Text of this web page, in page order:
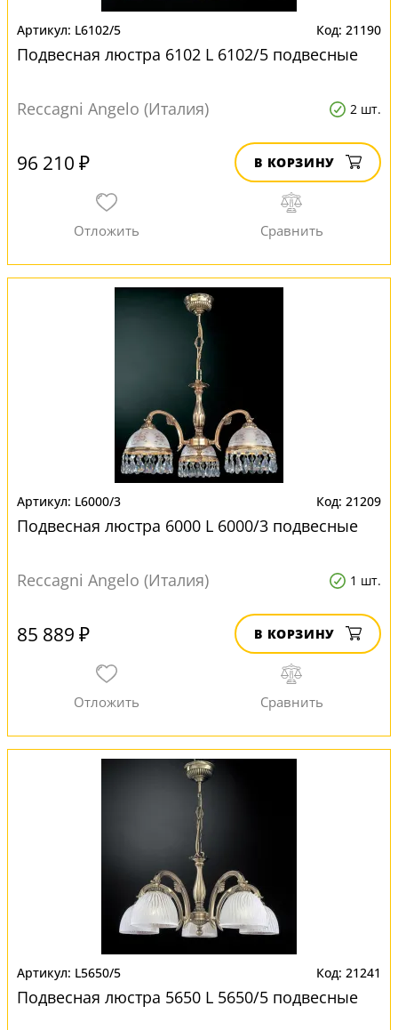
L6102/5 21190
Подвесная люстра 6102 L 6102/5 подвесные
Reccagni Angelo (Италия) 2 шт.
96 210 ₽ В КОРЗИНУ
L6000/3 21209
Подвесная люстра 6000 L 6000/3 подвесные
Reccagni Angelo (Италия) 1 шт.
85 889 ₽ В КОРЗИНУ
L5650/5 21241
Подвесная люстра 5650 L 5650/5 подвесные